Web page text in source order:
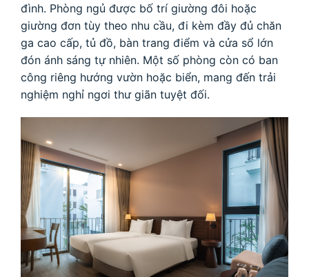
đình. Phòng ngủ được bố trí giường đôi hoặc
giường đơn tùy theo nhu cầu, đi kèm đầy đủ chăn
ga cao cấp, tủ đồ, bàn trang điểm và cửa sổ lớn
đón ánh sáng tự nhiên. Một số phòng còn có ban
công riêng hướng vườn hoặc biển, mang đến trải
nghiệm nghỉ ngơi thư giãn tuyệt đối.